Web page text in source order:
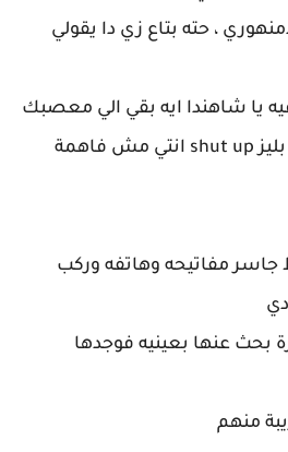
، حته بتاع زي دا يقولي
شاهند غاضبة : سوزي بليز shut up انتي مش فاهمة
مفاتيحه وهاتفه وركب
بحث عنها بعينيه فوجدها
منهم